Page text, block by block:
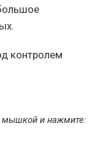
контролем
мышкой и нажмите: